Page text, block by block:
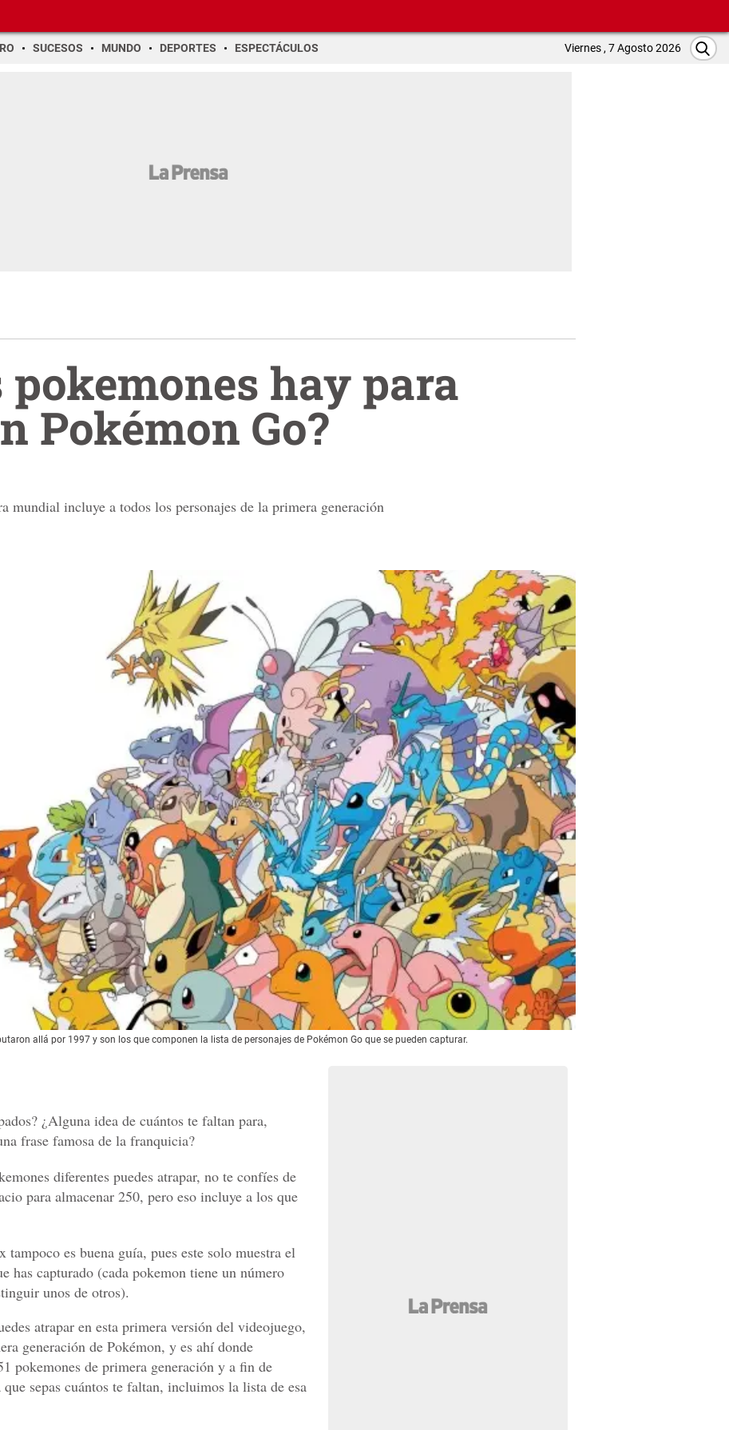
SUCESOS MUNDO DEPORTES ESPECTÁCULOS Viernes , 7 Agosto 2026
pokemones hay para
Pokémon Go?
mundial incluye a todos los personajes de la primera generación
allá por 1997 y son los que componen la lista de personajes de Pokémon Go que se pueden capturar.
¿Alguna idea de cuántos te faltan para,
frase famosa de la franquicia?
diferentes puedes atrapar, no te confíes de
para almacenar 250, pero eso incluye a los que
es buena guía, pues este solo muestra el
has capturado (cada pokemon tiene un número
unos de otros).
atrapar en esta primera versión del videojuego,
generación de Pokémon, y es ahí donde
pokemones de primera generación y a fin de
sepas cuántos te faltan, incluimos la lista de esa